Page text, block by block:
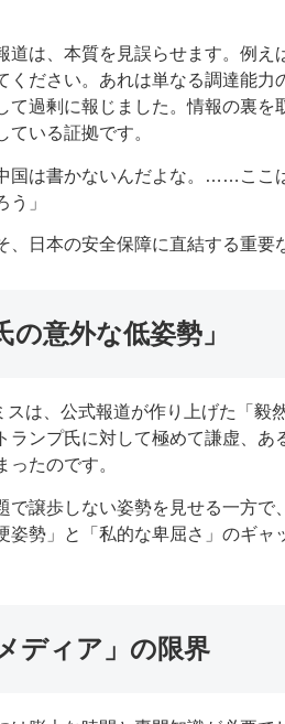
道は、本質を見誤らせます。例え
ください。あれは単なる調達能力
過剰に報じました。情報の裏を
いる証拠です。
国は書かないんだよな。……ここ
」
日本の安全保障に直結する重要
意外な低姿勢」
は、公式報道が作り上げた「毅
ンプ氏に対して極めて謙虚、あ
たのです。
譲歩しない姿勢を見せる一方で
勢」と「私的な卑屈さ」のギャ
ディア」の限界